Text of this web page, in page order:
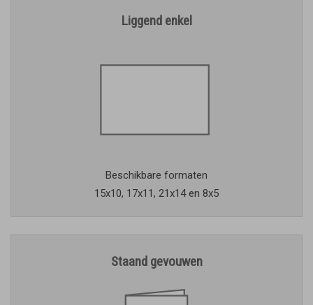
Liggend enkel
Beschikbare formaten
15x10, 17x11, 21x14 en 8x5
Staand gevouwen